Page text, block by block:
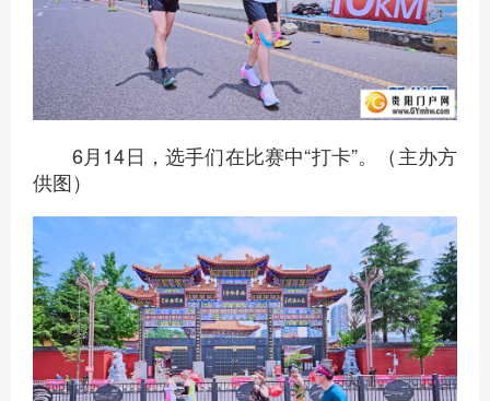
6月14日，选手们在比赛中“打卡”。（主办方
供图）